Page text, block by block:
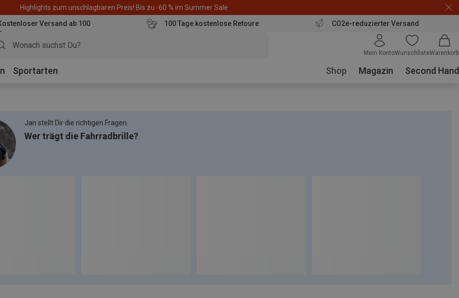
Highlights zum unschlagbaren Preis! Bis zu -60 % im Summer Sale
Versand ab 100
100 Tage kostenlose Retoure CO2e-reduzierter Versand
Mein KontoWunschlisteWarenkorb
Sportarten Shop Magazin Second Hand
Jan stellt Dir die richtigen Fragen.
Wer trägt die Fahrradbrille?